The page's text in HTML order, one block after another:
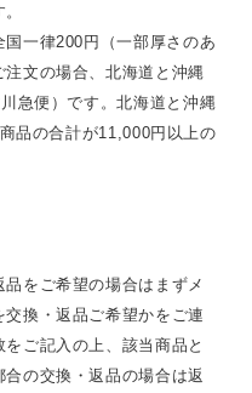
一律200円（一部厚さのあ
文の場合、北海道と沖縄
急便）です。北海道と沖縄
品の合計が11,000円以上の
をご希望の場合はまずメ
換・返品ご希望かをご連
ご記入の上、該当商品と
の交換・返品の場合は返